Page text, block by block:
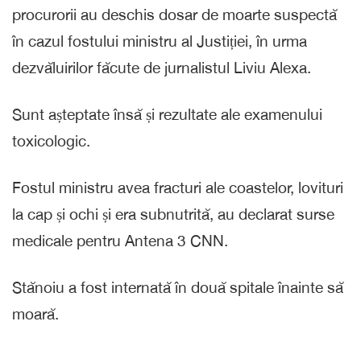
procurorii au deschis dosar de moarte suspectă
în cazul fostului ministru al Justiției, în urma
dezvăluirilor făcute de jurnalistul Liviu Alexa.
Sunt așteptate însă și rezultate ale examenului
toxicologic.
Fostul ministru avea fracturi ale coastelor, lovituri
la cap și ochi și era subnutrită, au declarat surse
medicale pentru Antena 3 CNN.
Stănoiu a fost internată în două spitale înainte să
moară.